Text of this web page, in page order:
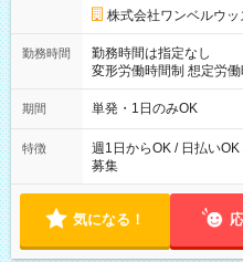
株式会社ワンベルウッ
勤務時間
勤務時間は指定なし
変形労働時間制 想定労働時間160時間/
～21：00
期間 単発・1日のみOK
特徴
週1日からOK / 日払い
募集
気になる！